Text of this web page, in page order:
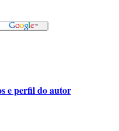
e perfil do autor